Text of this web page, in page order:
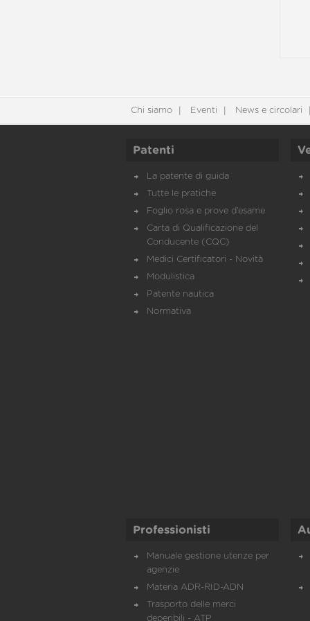
Chi siamo Eventi News e circolari
Patenti
La patente di guida
Tutte le pratiche
Foglio rosa e prove d’esame
Carta di Qualificazione del
Conducente (CQC)
Medici Certificatori - Novità
Modulistica
Patente nautica
Normativa
Professionisti
Manuale gestione utenze per
agenzie
Materia ADR-RID-ADN
Trasporto delle merci
deperibili - ATP